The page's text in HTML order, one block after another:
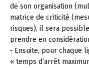
de son organisation
matrice de criticité
risques), il sera
prendre en
• Ensuite, pour chaque
« temps d’arrêt